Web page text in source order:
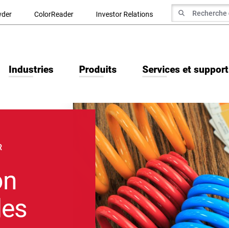
ColorReader Investor Relations recherche de
Recherche
Industries Produits Services et support